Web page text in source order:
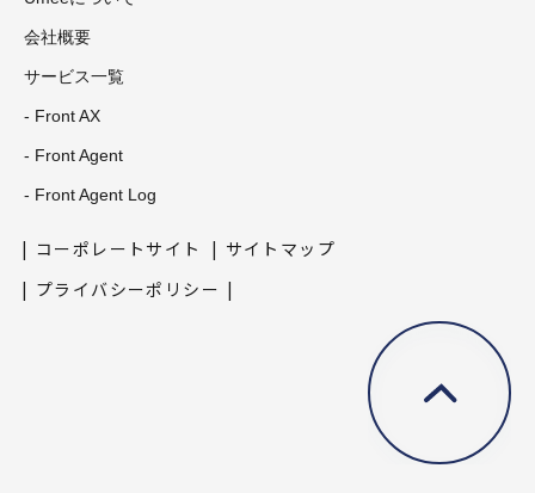
会社概要
サービス一覧
- Front AX
- Front Agent
- Front Agent Log
コーポレートサイト
サイトマップ
プライバシーポリシー